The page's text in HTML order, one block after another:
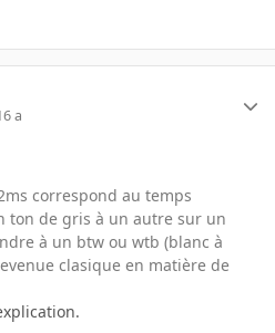
a
correspond au temps
ton de gris à un autre sur un
à un btw ou wtb (blanc à
clasique en matière de